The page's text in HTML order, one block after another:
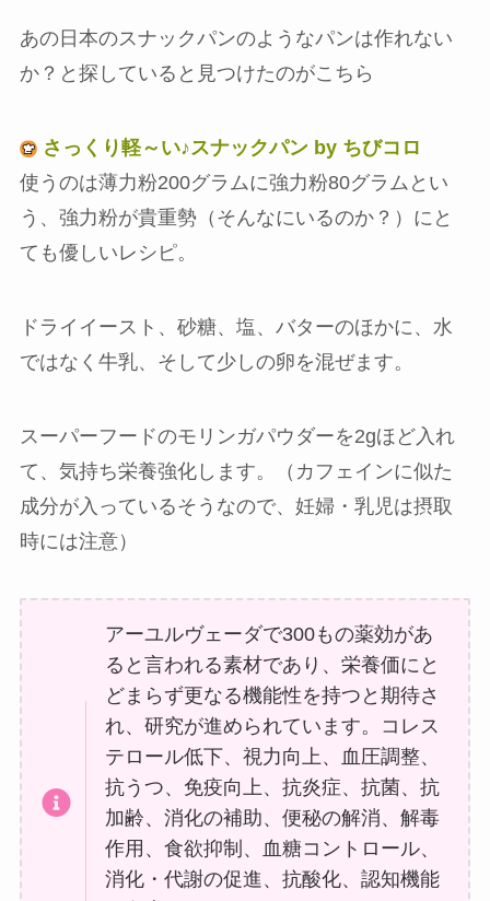
あの日本のスナックパンのようなパンは作れない
か？と探していると見つけたのがこちら
さっくり軽～い♪スナックパン by ちびコロ
使うのは薄力粉200グラムに強力粉80グラムとい
う、強力粉が貴重勢（そんなにいるのか？）にと
ても優しいレシピ。
ドライイースト、砂糖、塩、バターのほかに、水
ではなく牛乳、そして少しの卵を混ぜます。
スーパーフードのモリンガパウダーを2gほど入れ
て、気持ち栄養強化します。（カフェインに似た
成分が入っているそうなので、妊婦・乳児は摂取
時には注意）
アーユルヴェーダで300もの薬効があ
ると言われる素材であり、栄養価にと
どまらず更なる機能性を持つと期待さ
れ、研究が進められています。コレス
テロール低下、視力向上、血圧調整、
抗うつ、免疫向上、抗炎症、抗菌、抗
加齢、消化の補助、便秘の解消、解毒
作用、食欲抑制、血糖コントロール、
消化・代謝の促進、抗酸化、認知機能